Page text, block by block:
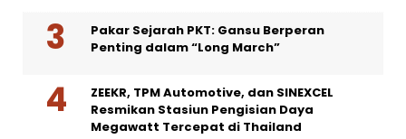
Pakar Sejarah PKT: Gansu Berperan
Penting dalam “Long March”
ZEEKR, TPM Automotive, dan SINEXCEL
Resmikan Stasiun Pengisian Daya
Megawatt Tercepat di Thailand